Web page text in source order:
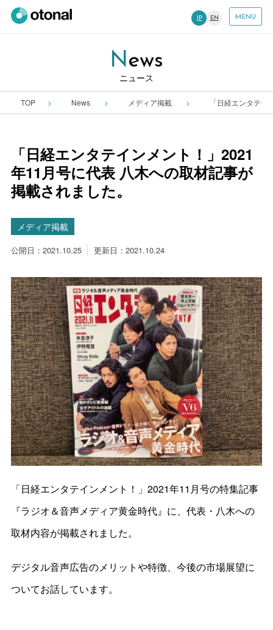
JP EN MENU
News
ニュース
TOP News メディア掲載 「日経エンタテ
「日経エンタテインメント！」2021
年11月号に代表 八木への取材記事が
掲載されました。
メディア掲載
公開日：2021.10.25 更新日：2021.10.24
「日経エンタテインメント！」2021年11月号の特集記事
『ラジオ＆音声メディア黄金時代』に、代表・八木への
取材内容が掲載されました。
デジタル音声広告のメリットや特徴、今後の市場展望に
ついてお話しています。